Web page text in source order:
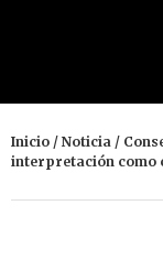
Inicio / Noticia /
interpretación como